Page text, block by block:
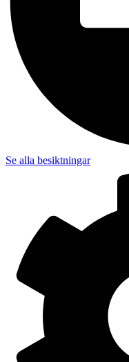
Se alla besiktningar